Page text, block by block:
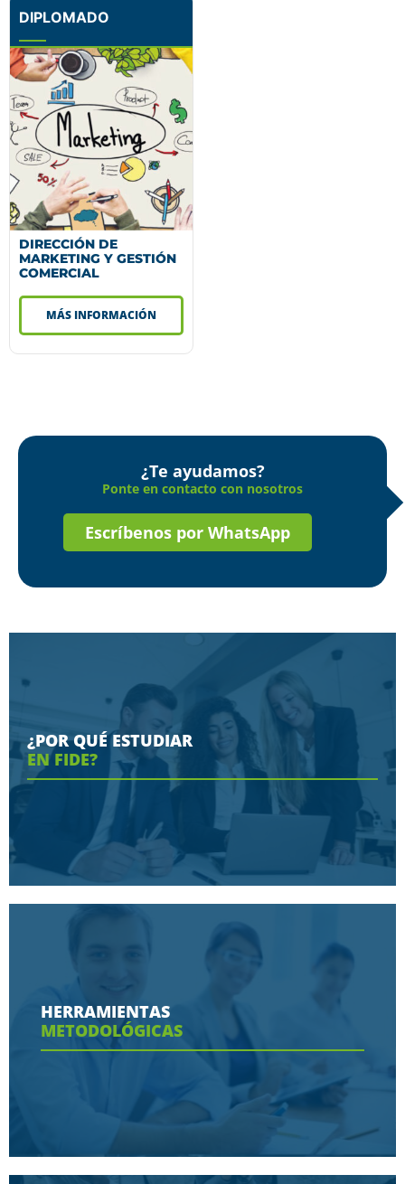
DIPLOMADO
DIRECCIÓN DE
MARKETING Y GESTIÓN
COMERCIAL
MÁS INFORMACIÓN
¿Te ayudamos?
Ponte en contacto con nosotros
Escríbenos por WhatsApp
¿POR QUÉ ESTUDIAR
EN FIDE?
Conoce aquí las razones porque nos eligen
Ver más
HERRAMIENTAS
METODOLÓGICAS